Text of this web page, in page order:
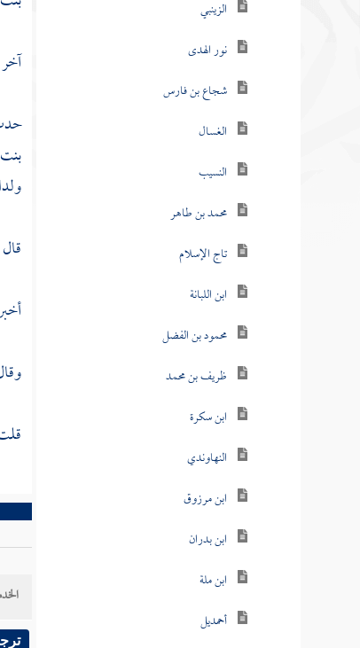
الزينبي
نور الهدى
شجاع بن فارس
الغسال
النسيب
محمد بن طاهر
تاج الإسلام
ابن اللبانة
محمود بن الفضل
ظريف بن محمد
ابن سكرة
النهاوندي
ابن مرزوق
ابن بدران
ابن ملة
أحمديل
قال